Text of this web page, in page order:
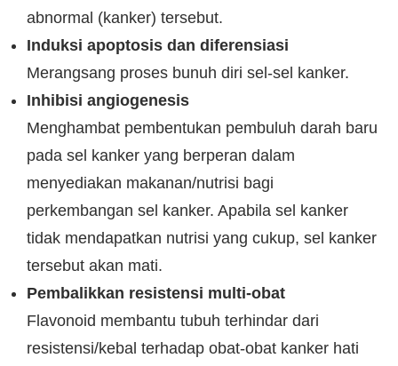
abnormal (kanker) tersebut.
Induksi apoptosis dan diferensiasi
Merangsang proses bunuh diri sel-sel kanker.
Inhibisi angiogenesis
Menghambat pembentukan pembuluh darah baru
pada sel kanker yang berperan dalam
menyediakan makanan/nutrisi bagi
perkembangan sel kanker. Apabila sel kanker
tidak mendapatkan nutrisi yang cukup, sel kanker
tersebut akan mati.
Pembalikkan resistensi multi-obat
Flavonoid membantu tubuh terhindar dari
resistensi/kebal terhadap obat-obat kanker hati